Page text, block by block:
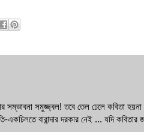
সম্ভাবনা সমুজ্জ্বল! তবে তেল ঢেলে কবিতা
বারান্দার দরকার নেই ... যদি কবিতার